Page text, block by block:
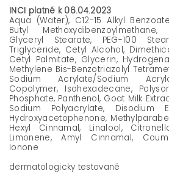
INCI platné k 06.04.2023
Aqua (Water), C12-15 Alkyl
Butyl
Glyceryl Stearate, PEG-100
Triglyceride, Cetyl Alcohol,
Cetyl Palmitate, Glycerin,
Methylene Bis-Benzotriazolyl
Sodium Acrylate/Sodium
Copolymer, Isohexadecane,
Phosphate, Panthenol, Goat Milk
Sodium Polyacrylate, Disodium
Hydroxyacetophenone,
Hexyl Cinnamal, Linalool,
Limonene, Amyl Cinnamal,
Ionone
dermatologicky testované